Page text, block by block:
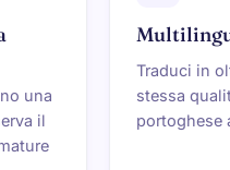
una
il
Traduci in
stessa
portoghese